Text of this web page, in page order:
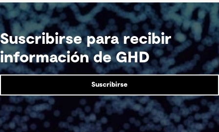
Suscribirse para recibir
información de GHD
Suscribirse